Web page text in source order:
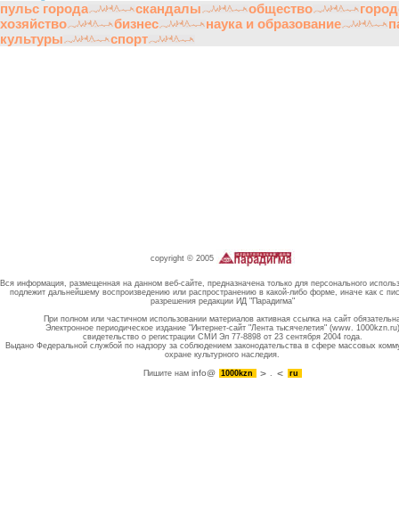
пульс города скандалы общество
хозяйство
бизнес наука и образование
культуры
спорт
copyright © 2005
Вся информация, размещенная на данном веб-сайте, предназначена только для персонального
подлежит дальнейшему воспроизведению или распространению в какой-либо форме, иначе как с
разрешения редакции ИД "Парадигма"
При полном или частичном использовании материалов активная ссылка на сайт
Электронное периодическое издание "Интернет-сайт "Лента тысячелетия" (www. 1000kzn.ru)
свидетельство о регистрации СМИ Эл 77-8898 от 23 сентября 2004 года.
Выдано Федеральной службой по надзору за соблюдением законодательства в сфере массовых
охране культурного наследия.
Пишите намinfo@ 1000kzn . ru